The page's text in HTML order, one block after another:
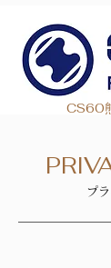
CS60
プ